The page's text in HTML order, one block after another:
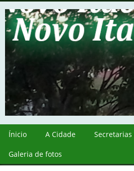
Ínicio A Cidade Secretarias
Galeria de fotos